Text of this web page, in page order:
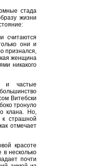
стада
жизни
считаются
они и
признался,
женщина
никакого
и частые
Витебски
тронуло
клана. Но,
к страшной
отмечает
красоте
несколько
почти